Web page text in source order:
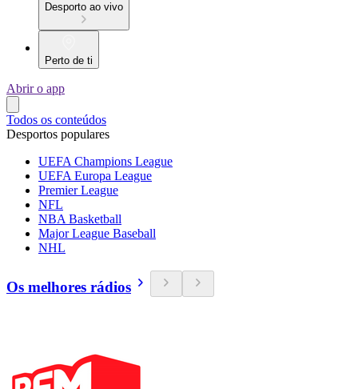
Desporto ao vivo
Perto de ti
Abrir o app
Todos os conteúdos
Desportos populares
UEFA Champions League
UEFA Europa League
Premier League
NFL
NBA Basketball
Major League Baseball
NHL
Os melhores rádios